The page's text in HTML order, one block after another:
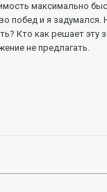
максимально
побед и я задумался.
Кто как решает эту
не предлагать.